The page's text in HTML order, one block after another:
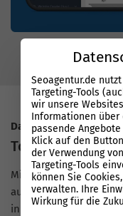
Datenbasierter Erfolg
Top Rankings
Mit unserer
auf konstant hohem
inhaltliche und
Seoagentur.de
Targeting-Tools
wir unsere
Informationen über
passende
Klick auf den
der Verwendung
Targeting-Tools
können Sie
verwalten. Ihre
Wirkung für die